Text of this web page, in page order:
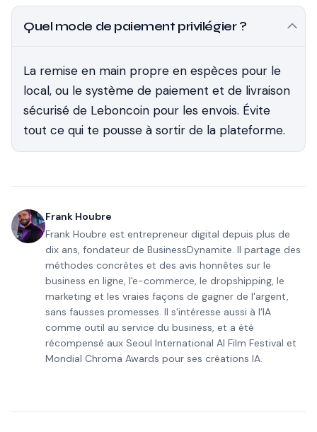
Quel mode de paiement privilégier ?
La remise en main propre en espèces pour le
local, ou le système de paiement et de livraison
sécurisé de Leboncoin pour les envois. Évite
tout ce qui te pousse à sortir de la plateforme.
Frank Houbre
Frank Houbre est entrepreneur digital depuis plus de
dix ans, fondateur de BusinessDynamite. Il partage des
méthodes concrètes et des avis honnêtes sur le
business en ligne, l'e-commerce, le dropshipping, le
marketing et les vraies façons de gagner de l'argent,
sans fausses promesses. Il s'intéresse aussi à l'IA
comme outil au service du business, et a été
récompensé aux Seoul International AI Film Festival et
Mondial Chroma Awards pour ses créations IA.